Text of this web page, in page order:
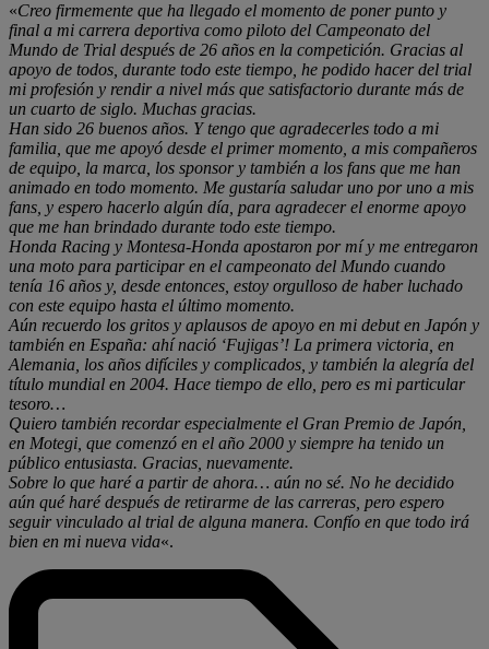
«Creo firmemente que ha llegado el momento de poner punto y
final a mi carrera deportiva como piloto del Campeonato del
Mundo de Trial después de 26 años en la competición. Gracias al
apoyo de todos, durante todo este tiempo, he podido hacer del trial
mi profesión y rendir a nivel más que satisfactorio durante más de
un cuarto de siglo. Muchas gracias.
Han sido 26 buenos años. Y tengo que agradecerles todo a mi
familia, que me apoyó desde el primer momento, a mis compañeros
de equipo, la marca, los sponsor y también a los fans que me han
animado en todo momento. Me gustaría saludar uno por uno a mis
fans, y espero hacerlo algún día, para agradecer el enorme apoyo
que me han brindado durante todo este tiempo.
Honda Racing y Montesa-Honda apostaron por mí y me entregaron
una moto para participar en el campeonato del Mundo cuando
tenía 16 años y, desde entonces, estoy orgulloso de haber luchado
con este equipo hasta el último momento.
Aún recuerdo los gritos y aplausos de apoyo en mi debut en Japón y
también en España: ahí nació ‘Fujigas’! La primera victoria, en
Alemania, los años difíciles y complicados, y también la alegría del
título mundial en 2004. Hace tiempo de ello, pero es mi particular
tesoro…
Quiero también recordar especialmente el Gran Premio de Japón,
en Motegi, que comenzó en el año 2000 y siempre ha tenido un
público entusiasta. Gracias, nuevamente.
Sobre lo que haré a partir de ahora… aún no sé. No he decidido
aún qué haré después de retirarme de las carreras, pero espero
seguir vinculado al trial de alguna manera. Confío en que todo irá
bien en mi nueva vida«.